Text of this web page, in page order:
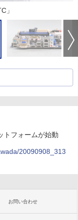
」
トフォームが始動
20090908_313
お問い合わせ